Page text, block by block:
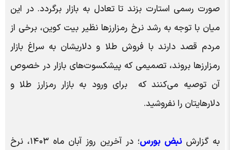
صورت رسمی استارت بزند تا تعادل به بازار برگردد. در این
میان با توجه به رشد نرخ رمزارزها نظیر بیت کوین، برخی از
مردم قصد دارند با فروش طلا و دلاریشان به سراغ بازار
رمزارز‌ها بروند، تصمیمی که پیشکسوت‌های بازار در خصوص
آن توصیه می‌کنند که برای ورود به بازار رمزارز طلا و
دلارهایتان را نفروشید.
به گزارشنبض بورس
؛ در آخرین روز آبان ماه ۱۴۰۳، نرخ